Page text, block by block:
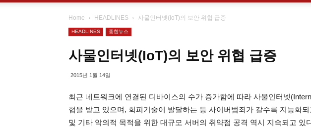
Home HEADLINES 사물인터넷(IoT)의 보안 위협 급증
HEADLINES 종합뉴스
사물인터넷(IoT)의 보안 위협 급증
2015년 1월 14일
최근 네트워크에 연결된 디바이스의 수가 증가함에 따라 사물인터넷
협을 받고 있으며, 회피기술이 발달하는 등 사이버범죄가 갈수록 지능화
및 기타 악의적 목적을 위한 대규모 서버의 취약점 공격 역시 지속되고 있